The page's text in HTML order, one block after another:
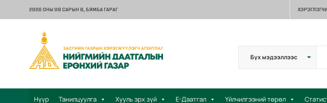
2026 ОНЫ 08 САРЫН 8, БЯМБА ГАРАГ
Нүүр Танилцуулга Хууль эрх зүй Е-Даатгал Үйлчилгээний төрөл